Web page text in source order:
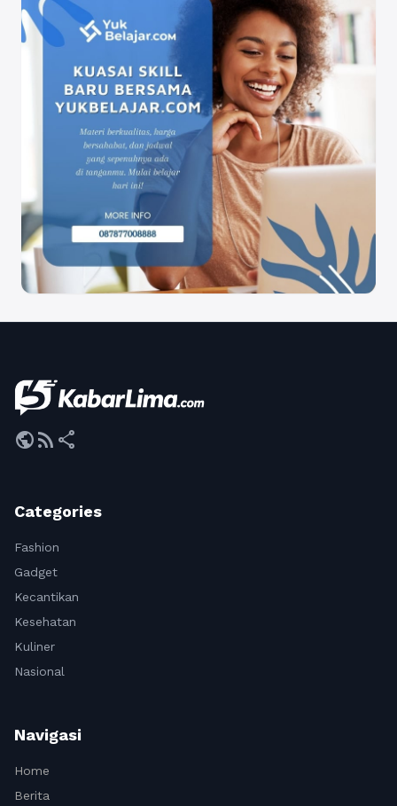
publicrss_feed share
Categories
Fashion
Gadget
Kecantikan
Kesehatan
Kuliner
Nasional
Navigasi
Home
Berita